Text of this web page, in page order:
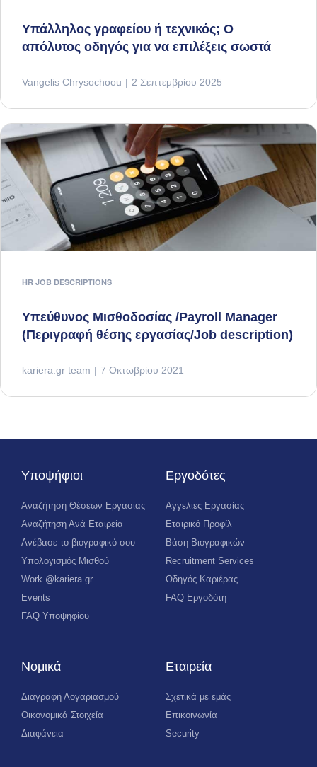
Υπάλληλος γραφείου ή τεχνικός; Ο
απόλυτος οδηγός για να επιλέξεις σωστά
Vangelis Chrysochoou 2 Σεπτεμβρίου 2025
HR JOB DESCRIPTIONS
Υπεύθυνος Μισθοδοσίας /Payroll Manager
(Περιγραφή θέσης εργασίας/Job description)
kariera.gr team 7 Οκτωβρίου 2021
Υποψήφιοι
Αναζήτηση Θέσεων Εργασίας
Αναζήτηση Ανά Εταιρεία
Ανέβασε το βιογραφικό σου
Υπολογισμός Μισθού
Work @kariera.gr
Events
FAQ Υποψηφίου
Εργοδότες
Αγγελίες Εργασίας
Εταιρικό Προφίλ
Βάση Βιογραφικών
Recruitment Services
Οδηγός Καριέρας
FAQ Εργοδότη
Νομικά
Διαγραφή Λογαριασμού
Οικονομικά Στοιχεία
Διαφάνεια
Εταιρεία
Σχετικά με εμάς
Επικοινωνία
Security